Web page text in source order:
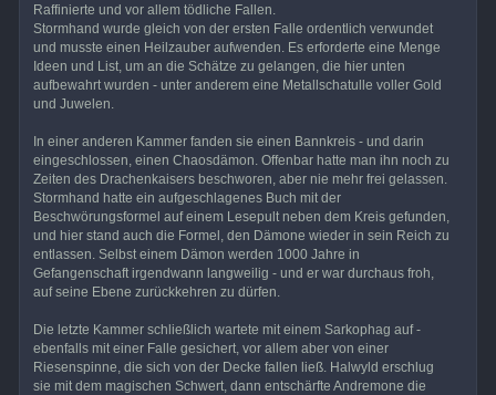
Raffinierte und vor allem tödliche Fallen.
Stormhand wurde gleich von der ersten Falle ordentlich verwundet
und musste einen Heilzauber aufwenden. Es erforderte eine Menge
Ideen und List, um an die Schätze zu gelangen, die hier unten
aufbewahrt wurden - unter anderem eine Metallschatulle voller Gold
und Juwelen.
In einer anderen Kammer fanden sie einen Bannkreis - und darin
eingeschlossen, einen Chaosdämon. Offenbar hatte man ihn noch zu
Zeiten des Drachenkaisers beschworen, aber nie mehr frei gelassen.
Stormhand hatte ein aufgeschlagenes Buch mit der
Beschwörungsformel auf einem Lesepult neben dem Kreis gefunden,
und hier stand auch die Formel, den Dämone wieder in sein Reich zu
entlassen. Selbst einem Dämon werden 1000 Jahre in
Gefangenschaft irgendwann langweilig - und er war durchaus froh,
auf seine Ebene zurückkehren zu dürfen.
Die letzte Kammer schließlich wartete mit einem Sarkophag auf -
ebenfalls mit einer Falle gesichert, vor allem aber von einer
Riesenspinne, die sich von der Decke fallen ließ. Halwyld erschlug
sie mit dem magischen Schwert, dann entschärfte Andremone die